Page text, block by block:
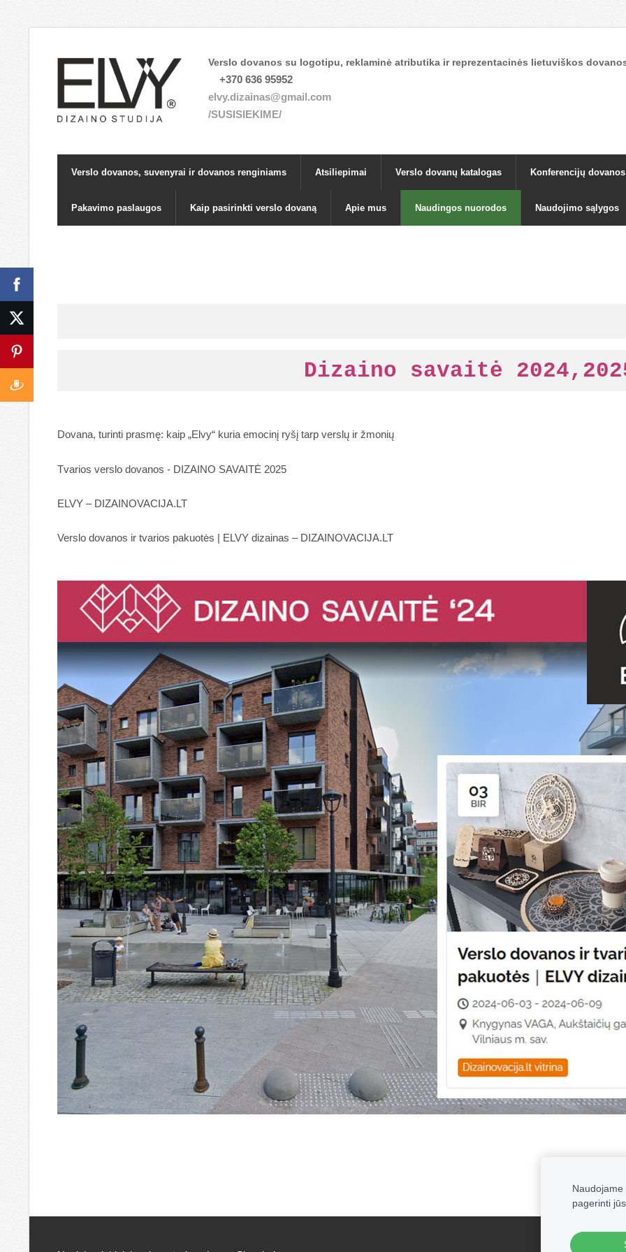
Verslo dovanos su logotipu, reklaminė atributika ir reprezentacinės lietuviškos
+370 636 95952
elvy.dizainas@gmail.com
/SUSISIEKIME/
Verslo dovanos, suvenyrai ir dovanos renginiams Atsiliepimai Verslo dovanų katalogas Konferencijų dovanos
Pakavimo paslaugos Kaip pasirinkti verslo dovaną Apie mus Naudingos nuorodos Naudojimo sąlygos
Dizaino savaitė
Dovana, turinti prasmę: kaip „Elvy“ kuria emocinį ryšį tarp verslų ir žmonių
Tvarios verslo dovanos - DIZAINO SAVAITĖ 2025
ELVY – DIZAINOVACIJA.LT
Verslo dovanos ir tvarios pakuotės | ELVY dizainas – DIZAINOVACIJA.LT
pagerinti